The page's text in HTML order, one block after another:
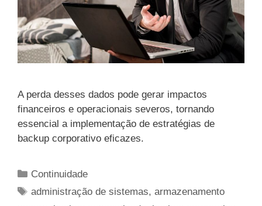
A perda desses dados pode gerar impactos
financeiros e operacionais severos, tornando
essencial a implementação de estratégias de
backup corporativo eficazes.
Categorias
Continuidade
Tags
administração de sistemas,armazenamento